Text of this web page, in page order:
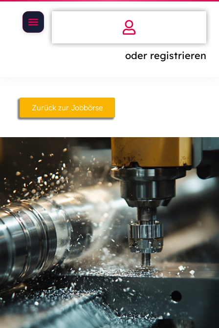
oder registrieren
Zurück zur Jobbörse